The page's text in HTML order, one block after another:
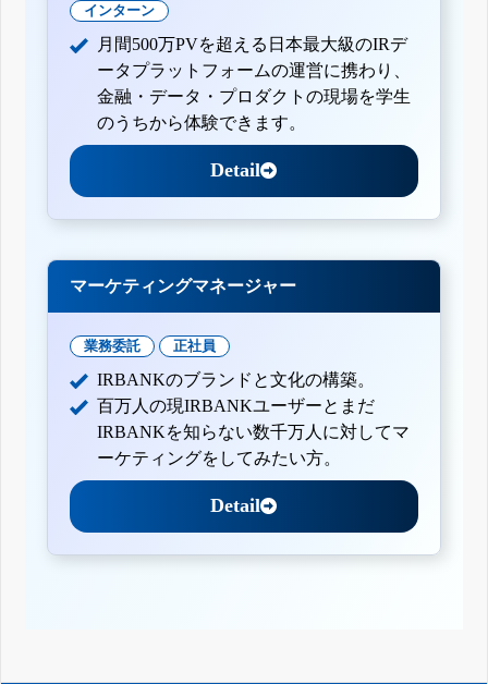
インターン
月間500万PVを超える日本最大級のIRデ
ータプラットフォームの運営に携わり、
金融・データ・プロダクトの現場を学生
のうちから体験できます。
Detail
マーケティングマネージャー
業務委託 正社員
IRBANKのブランドと文化の構築。
百万人の現IRBANKユーザーとまだ
IRBANKを知らない数千万人に対してマ
ーケティングをしてみたい方。
Detail